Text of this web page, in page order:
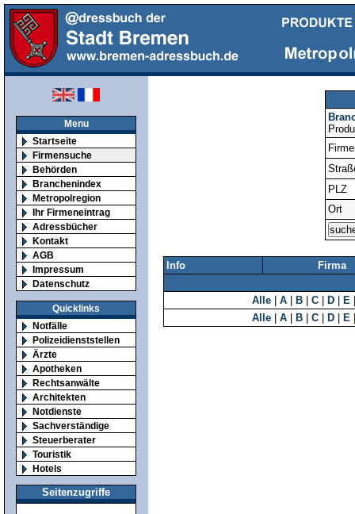
Menu
Startseite
Firmensuche
Behörden
Branchenindex
Metropolregion
Ihr Firmeneintrag
Adressbücher
Kontakt
AGB
Impressum
Datenschutz
Quicklinks
Notfälle
Polizeidienststellen
Ärzte
Apotheken
Rechtsanwälte
Architekten
Notdienste
Sachverständige
Steuerberater
Touristik
Hotels
Seitenzugriffe
PLZ
Ort
Info Firma
Alle A B C D E
Alle
A B C D E